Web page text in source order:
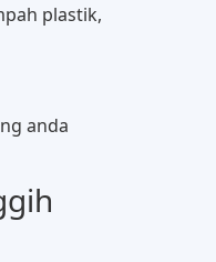
plastik,
anda